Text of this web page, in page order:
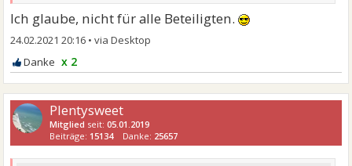
Ich glaube, nicht für alle Beteiligten.
24.02.2021 20:16 •
x 2
Plentysweet
Mitglied seit:05.01.2019
Beiträge: 15134 Danke: 25657